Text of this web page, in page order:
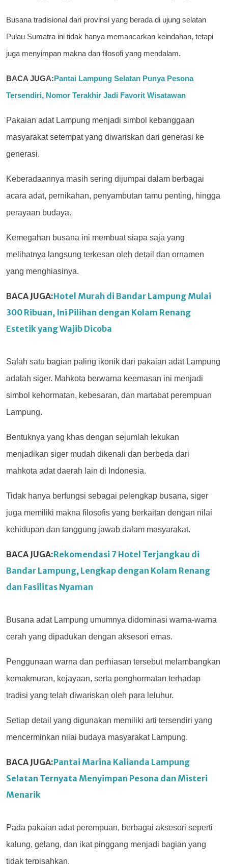
Busana tradisional dari provinsi yang berada di ujung selatan
Pulau Sumatra ini tidak hanya memancarkan keindahan, tetapi
juga menyimpan makna dan filosofi yang mendalam.
BACA JUGA:Pantai Lampung Selatan Punya Pesona
Tersendiri, Nomor Terakhir Jadi Favorit Wisatawan
Pakaian adat Lampung menjadi simbol kebanggaan
masyarakat setempat yang diwariskan dari generasi ke
generasi.
Keberadaannya masih sering dijumpai dalam berbagai
acara adat, pernikahan, penyambutan tamu penting, hingga
perayaan budaya.
Kemegahan busana ini membuat siapa saja yang
melihatnya langsung terkesan oleh detail dan ornamen
yang menghiasinya.
BACA JUGA:Hotel Murah di Bandar Lampung Mulai
300 Ribuan, Ini Pilihan dengan Kolam Renang
Estetik yang Wajib Dicoba
Salah satu bagian paling ikonik dari pakaian adat Lampung
adalah siger. Mahkota berwarna keemasan ini menjadi
simbol kehormatan, kebesaran, dan martabat perempuan
Lampung.
Bentuknya yang khas dengan sejumlah lekukan
menjadikan siger mudah dikenali dan berbeda dari
mahkota adat daerah lain di Indonesia.
Tidak hanya berfungsi sebagai pelengkap busana, siger
juga memiliki makna filosofis yang berkaitan dengan nilai
kehidupan dan tanggung jawab dalam masyarakat.
BACA JUGA:Rekomendasi 7 Hotel Terjangkau di
Bandar Lampung, Lengkap dengan Kolam Renang
dan Fasilitas Nyaman
Busana adat Lampung umumnya didominasi warna-warna
cerah yang dipadukan dengan aksesori emas.
Penggunaan warna dan perhiasan tersebut melambangkan
kemakmuran, kejayaan, serta penghormatan terhadap
tradisi yang telah diwariskan oleh para leluhur.
Setiap detail yang digunakan memiliki arti tersendiri yang
mencerminkan nilai budaya masyarakat Lampung.
BACA JUGA:Pantai Marina Kalianda Lampung
Selatan Ternyata Menyimpan Pesona dan Misteri
Menarik
Pada pakaian adat perempuan, berbagai aksesori seperti
kalung, gelang, dan ikat pinggang menjadi bagian yang
tidak terpisahkan.